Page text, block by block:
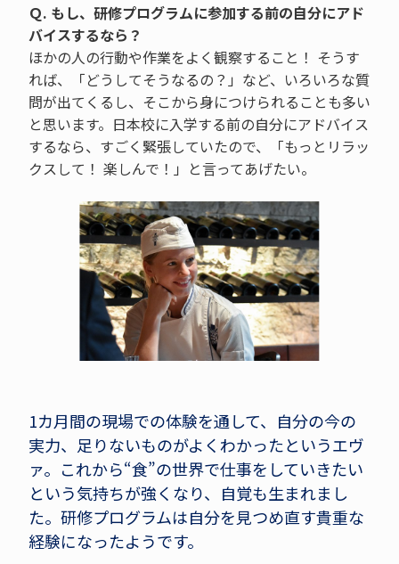
Ｑ. もし、研修プログラムに参加する前の自分にアド
バイスするなら？
ほかの人の行動や作業をよく観察すること！ そうす
れば、「どうしてそうなるの？」など、いろいろな質
問が出てくるし、そこから身につけられることも多い
と思います。日本校に入学する前の自分にアドバイス
するなら、すごく緊張していたので、「もっとリラッ
クスして！ 楽しんで！」と言ってあげたい。
1カ月間の現場での体験を通して、自分の今の
実力、足りないものがよくわかったというエヴ
ァ。これから“食”の世界で仕事をしていきたい
という気持ちが強くなり、自覚も生まれまし
た。研修プログラムは自分を見つめ直す貴重な
経験になったようです。